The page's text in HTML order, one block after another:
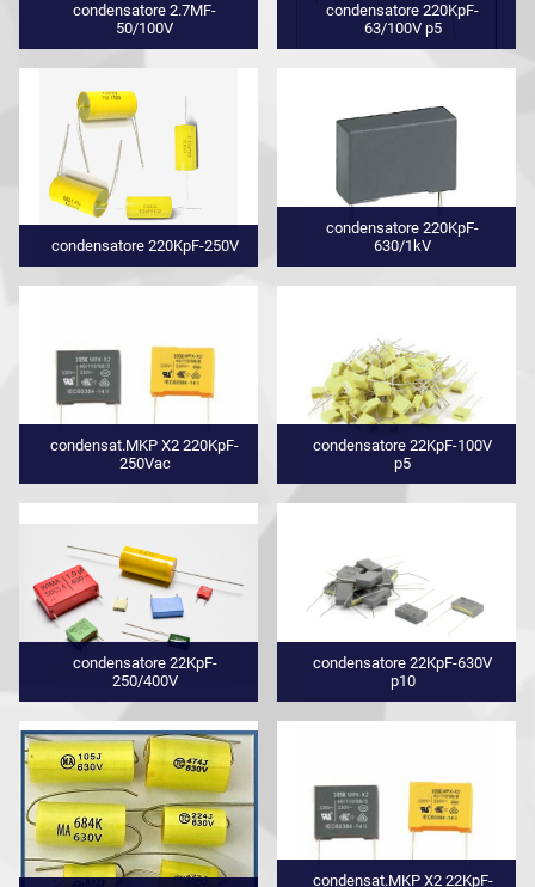
condensatore 2.7MF-
50/100V
condensatore 220KpF-
63/100V p5
condensatore 220KpF-250V
condensatore 220KpF-
630/1kV
condensat.MKP X2 220KpF-
250Vac
condensatore 22KpF-100V
p5
condensatore 22KpF-
250/400V
condensatore 22KpF-630V
p10
condensat.MKP X2 22KpF-